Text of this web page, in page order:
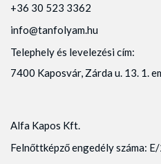
+36 30 523 3362
info@tanfolyam.hu
Telephely és levelezési cím:
7400 Kaposvár, Zárda u. 13. 1.
Alfa Kapos Kft.
Felnőttképző engedély száma: